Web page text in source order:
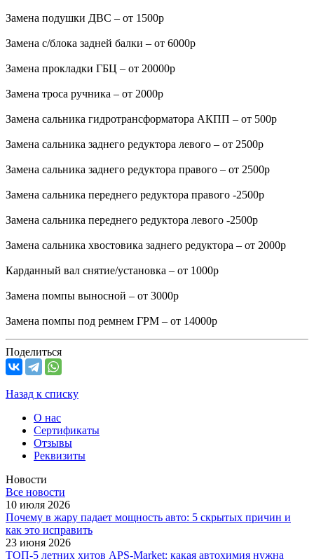
Замена подушки ДВС – от 1500р
Замена с/блока задней балки – от 6000р
Замена прокладки ГБЦ – от 20000р
Замена троса ручника – от 2000р
Замена сальника гидротрансформатора АКПП – от 500р
Замена сальника заднего редуктора левого – от 2500р
Замена сальника заднего редуктора правого – от 2500р
Замена сальника переднего редуктора правого -2500р
Замена сальника переднего редуктора левого -2500р
Замена сальника хвостовика заднего редуктора – от 2000р
Карданный вал снятие/установка – от 1000р
Замена помпы выносной – от 3000р
Замена помпы под ремнем ГРМ – от 14000р
Поделиться
Назад к списку
О нас
Сертификаты
Отзывы
Реквизиты
Новости
Все новости
10 июля 2026
Почему в жару падает мощность авто: 5 скрытых причин и
как это исправить
23 июня 2026
ТОП-5 летних хитов APS-Market: какая автохимия нужна